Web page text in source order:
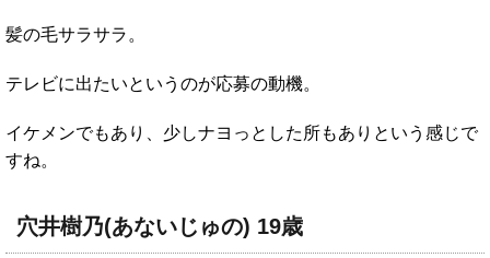
髪の毛サラサラ。
テレビに出たいというのが応募の動機。
イケメンでもあり、少しナヨっとした所もありという感じで
すね。
穴井樹乃(あないじゅの) 19歳